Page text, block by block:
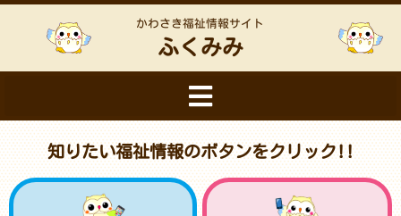
かわさき福祉情報サイト
ふくみみ
知りたい福祉情報のボタンをクリック!!